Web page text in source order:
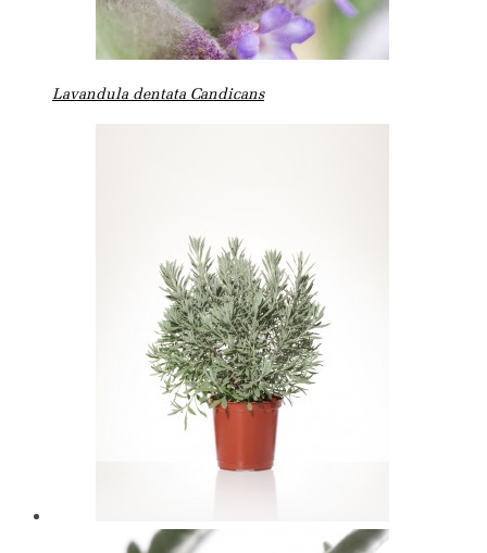
Lavandula dentata Candicans